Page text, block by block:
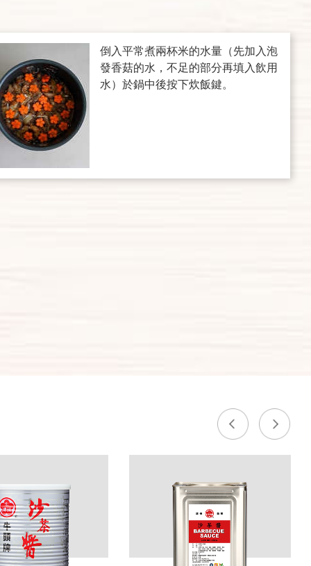
倒入平常煮兩杯米的水量（先加入泡
發香菇的水，不足的部分再填入飲用
水）於鍋中後按下炊飯鍵。